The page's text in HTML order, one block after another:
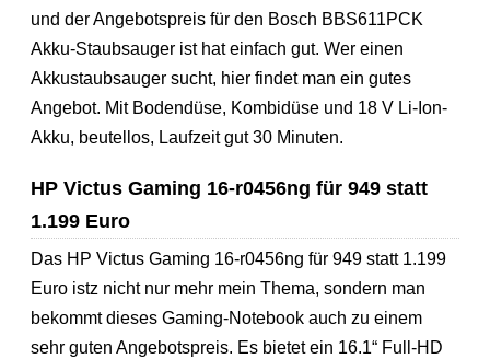
und der Angebotspreis für den Bosch BBS611PCK
Akku-Staubsauger ist hat einfach gut. Wer einen
Akkustaubsauger sucht, hier findet man ein gutes
Angebot. Mit Bodendüse, Kombidüse und 18 V Li-Ion-
Akku, beutellos, Laufzeit gut 30 Minuten.
HP Victus Gaming 16-r0456ng für 949 statt
1.199 Euro
Das HP Victus Gaming 16-r0456ng für 949 statt 1.199
Euro istz nicht nur mehr mein Thema, sondern man
bekommt dieses Gaming-Notebook auch zu einem
sehr guten Angebotspreis. Es bietet ein 16.1“ Full-HD